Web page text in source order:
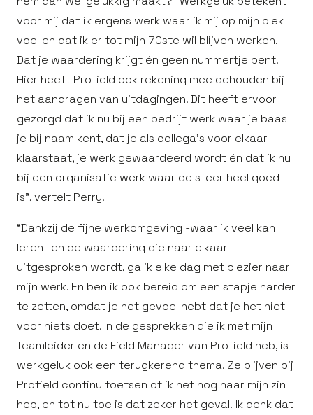
voor mij dat ik ergens werk waar ik mij op mijn plek
voel en dat ik er tot mijn 70ste wil blijven werken.
Dat je waardering krijgt én geen nummertje bent.
Hier heeft Profield ook rekening mee gehouden bij
het aandragen van uitdagingen. Dit heeft ervoor
gezorgd dat ik nu bij een bedrijf werk waar je baas
je bij naam kent, dat je als collega’s voor elkaar
klaarstaat, je werk gewaardeerd wordt én dat ik nu
bij een organisatie werk waar de sfeer heel goed
is”, vertelt Perry.
“Dankzij de fijne werkomgeving -waar ik veel kan
leren- en de waardering die naar elkaar
uitgesproken wordt, ga ik elke dag met plezier naar
mijn werk. En ben ik ook bereid om een stapje harder
te zetten, omdat je het gevoel hebt dat je het niet
voor niets doet. In de gesprekken die ik met mijn
teamleider en de Field Manager van Profield heb, is
werkgeluk ook een terugkerend thema. Ze blijven bij
Profield continu toetsen of ik het nog naar mijn zin
heb, en tot nu toe is dat zeker het geval! Ik denk dat